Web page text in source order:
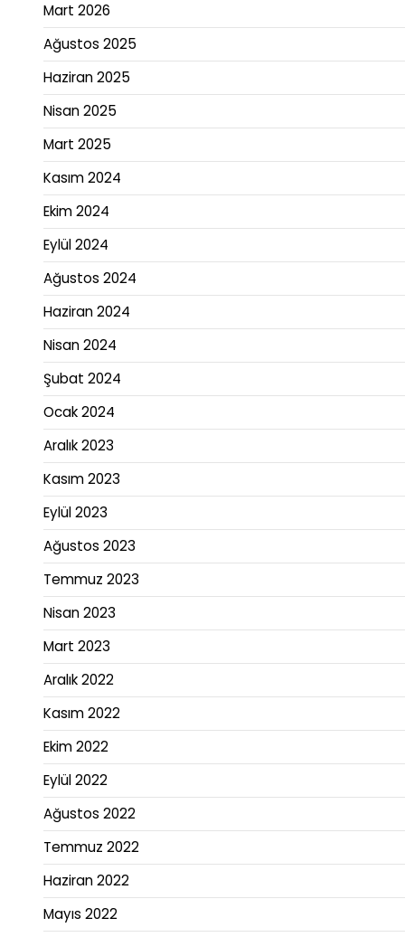
Mart 2026
Ağustos 2025
Haziran 2025
Nisan 2025
Mart 2025
Kasım 2024
Ekim 2024
Eylül 2024
Ağustos 2024
Haziran 2024
Nisan 2024
Şubat 2024
Ocak 2024
Aralık 2023
Kasım 2023
Eylül 2023
Ağustos 2023
Temmuz 2023
Nisan 2023
Mart 2023
Aralık 2022
Kasım 2022
Ekim 2022
Eylül 2022
Ağustos 2022
Temmuz 2022
Haziran 2022
Mayıs 2022